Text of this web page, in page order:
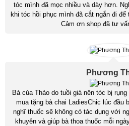
tóc mình đã mọc nhiều và dày hơn.
khi tóc hồi phục mình đã cắt ngắn đi
Cảm ơn shop đã tư
Phương
Bà của Thảo do tuồi già nên tóc bị
mua tặng bà chai LadiesChic lúc đầu
nghĩ thuốc sẽ không có tác dụng với
khuyên và giúp bà thoa thuốc mỗi